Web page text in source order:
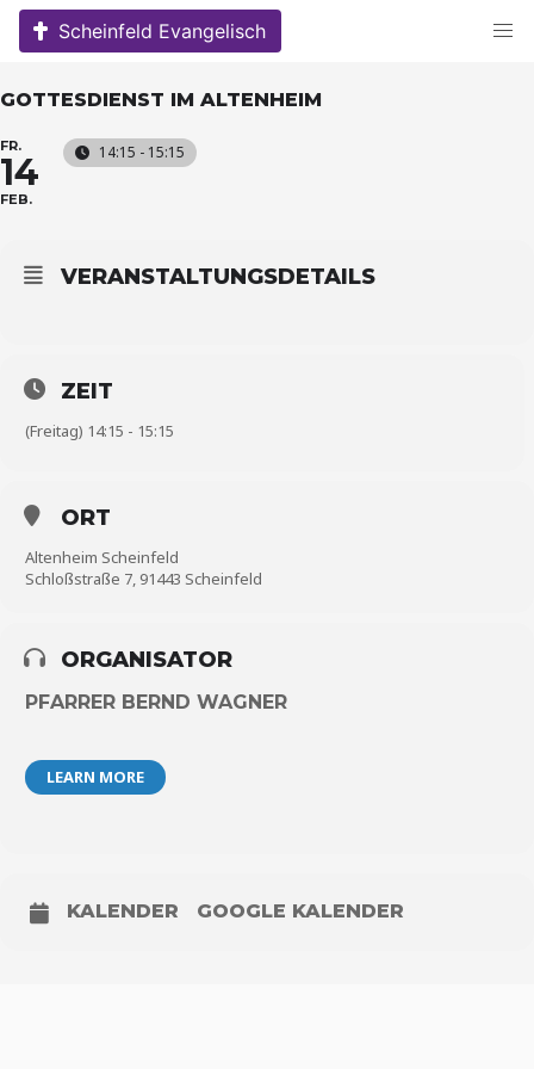
Skip
Scheinfeld Evangelisch
GOTTESDIENST IM ALTENHEIM
FR.
14
FEB.
14:15 - 15:15
VERANSTALTUNGSDETAILS
ZEIT
(Freitag) 14:15 - 15:15
ORT
Altenheim Scheinfeld
Schloßstraße 7, 91443 Scheinfeld
ORGANISATOR
PFARRER BERND WAGNER
LEARN MORE
KALENDER GOOGLE KALENDER